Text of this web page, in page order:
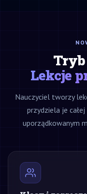
Lekcje
Nauczyciel tworzy
przydziela je
uporządkowanym